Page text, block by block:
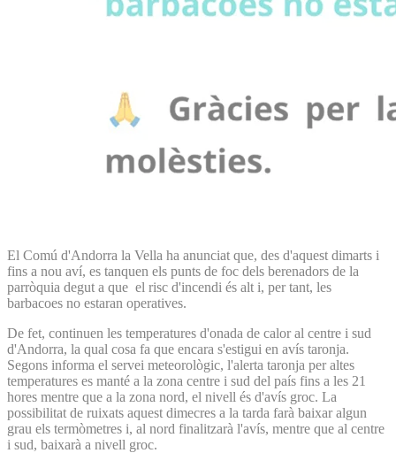
El Comú d'Andorra la Vella ha anunciat que, des d'aquest dimarts i
fins a nou aví, es tanquen els punts de foc dels berenadors de la
parròquia degut a que el risc d'incendi és alt i, per tant, les
barbacoes no estaran operatives.
De fet, continuen les temperatures d'onada de calor al centre i sud
d'Andorra, la qual cosa fa que encara s'estigui en avís taronja.
Segons informa el servei meteorològic, l'alerta taronja per altes
temperatures es manté a la zona centre i sud del país fins a les 21
hores mentre que a la zona nord, el nivell és d'avís groc. La
possibilitat de ruixats aquest dimecres a la tarda farà baixar algun
grau els termòmetres i, al nord finalitzarà l'avís, mentre que al centre
i sud, baixarà a nivell groc.